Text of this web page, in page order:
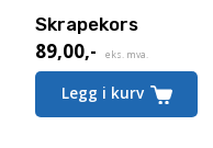
Skrapekors
89,00,- eks. mva.
Legg i kurv